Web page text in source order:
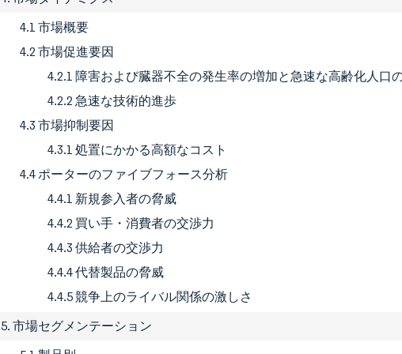
4.1 市場概要
4.2 市場促進要因
4.2.1 障害および臓器不全の発生率の増加と急速な高齢化人口
4.2.2 急速な技術的進歩
4.3 市場抑制要因
4.3.1 処置にかかる高額なコスト
4.4 ポーターのファイブフォース分析
4.4.1 新規参入者の脅威
4.4.2 買い手・消費者の交渉力
4.4.3 供給者の交渉力
4.4.4 代替製品の脅威
4.4.5 競争上のライバル関係の激しさ
5. 市場セグメンテーション